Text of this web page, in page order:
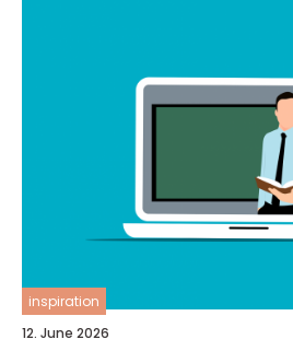
inspiration
12. June 2026